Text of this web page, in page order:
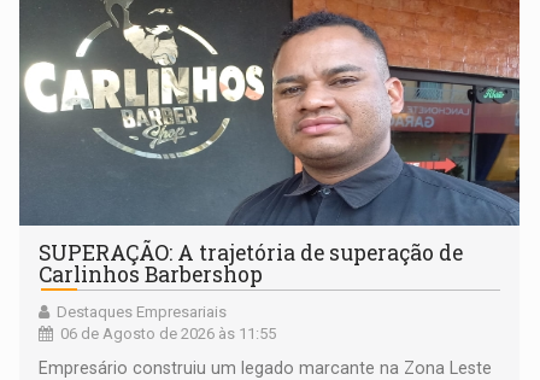
SUPERAÇÃO: A trajetória de superação de
Carlinhos Barbershop
Destaques Empresariais
06 de Agosto de 2026 às 11:55
Empresário construiu um legado marcante na Zona Leste